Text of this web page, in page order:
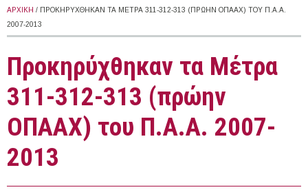
ΑΡΧΙΚΉ / ΠΡΟΚΗΡΎΧΘΗΚΑΝ ΤΑ ΜΈΤΡΑ 311-312-313 (ΠΡΏΗΝ ΟΠΑΑΧ) ΤΟΥ Π.Α.Α.
2007-2013
Προκηρύχθηκαν τα Μέτρα
311-312-313 (πρώην
ΟΠΑΑΧ) του Π.Α.Α. 2007-
2013